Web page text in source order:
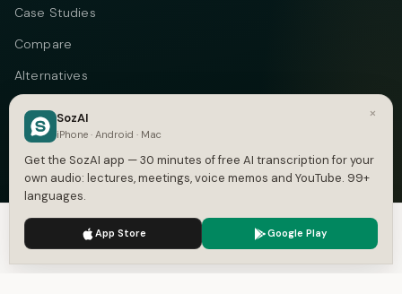
Case Studies
Compare
Alternatives
Contact
Blog
Privacy
Terms
We use cookies to enhance your experience.
×
SozAI
iPhone · Android · Mac
Get the SozAI app — 30 minutes of free AI transcription for your
own audio: lectures, meetings, voice memos and YouTube. 99+
languages.
App Store Google Play